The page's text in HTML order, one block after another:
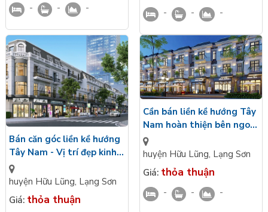
- - - - - -
Bán căn góc liền kề hướng
Tây Nam - Vị trí đẹp kinh
doanh diện tích 100m2
Eldorador Riverside
huyện Hữu Lũng, Lạng Sơn
Giá: thỏa thuận
Cần bán liền kề hướng Tây
Nam hoàn thiện bên ngoài
4 tầng gần công viên
Eldorado Riverside Hữu
huyện Hữu Lũng, Lạng Sơn
Giá: thỏa thuận
- - -